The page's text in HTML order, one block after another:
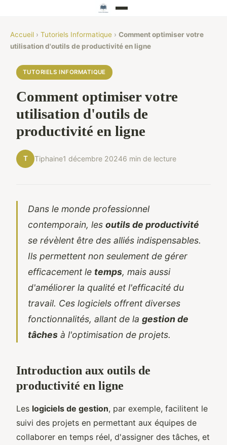
Accueil › Tutoriels Informatique › Comment optimiser votre
utilisation d'outils de productivité en ligne
TUTORIELS INFORMATIQUE
Comment optimiser votre
utilisation d'outils de
productivité en ligne
T Tiphaine1 décembre 20246 min de lecture
Dans le monde professionnel
contemporain, les outils de productivité
se révèlent être des alliés indispensables.
Ils permettent non seulement de gérer
efficacement le temps, mais aussi
d'améliorer la qualité et l'efficacité du
travail. Ces logiciels offrent diverses
fonctionnalités, allant de la gestion de
tâches à l'optimisation de projets.
Introduction aux outils de
productivité en ligne
Les logiciels de gestion, par exemple, facilitent le
suivi des projets en permettant aux équipes de
collaborer en temps réel, d'assigner des tâches, et